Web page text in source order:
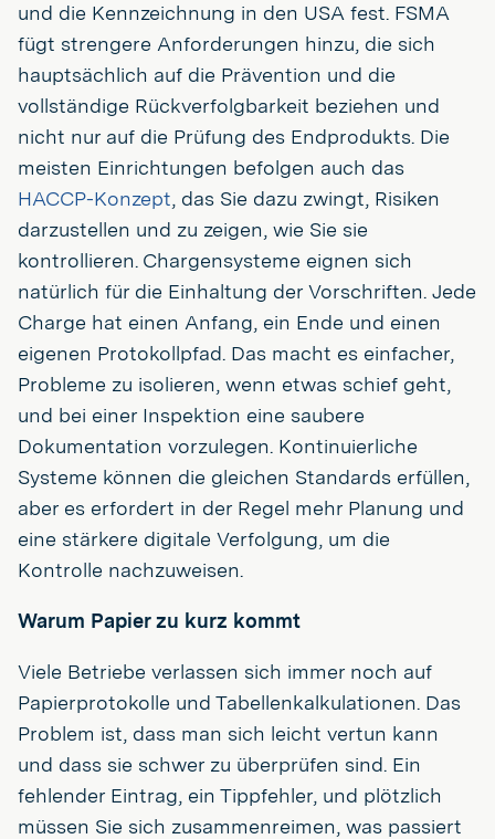
und die Kennzeichnung in den USA fest. FSMA
fügt strengere Anforderungen hinzu, die sich
hauptsächlich auf die Prävention und die
vollständige Rückverfolgbarkeit beziehen und
nicht nur auf die Prüfung des Endprodukts. Die
meisten Einrichtungen befolgen auch das
HACCP-Konzept, das Sie dazu zwingt, Risiken
darzustellen und zu zeigen, wie Sie sie
kontrollieren. Chargensysteme eignen sich
natürlich für die Einhaltung der Vorschriften. Jede
Charge hat einen Anfang, ein Ende und einen
eigenen Protokollpfad. Das macht es einfacher,
Probleme zu isolieren, wenn etwas schief geht,
und bei einer Inspektion eine saubere
Dokumentation vorzulegen. Kontinuierliche
Systeme können die gleichen Standards erfüllen,
aber es erfordert in der Regel mehr Planung und
eine stärkere digitale Verfolgung, um die
Kontrolle nachzuweisen.
Warum Papier zu kurz kommt
Viele Betriebe verlassen sich immer noch auf
Papierprotokolle und Tabellenkalkulationen. Das
Problem ist, dass man sich leicht vertun kann
und dass sie schwer zu überprüfen sind. Ein
fehlender Eintrag, ein Tippfehler, und plötzlich
müssen Sie sich zusammenreimen, was passiert